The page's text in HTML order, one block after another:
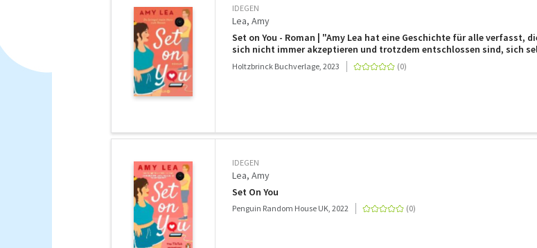
IDEGEN
Lea, Amy
Set on You - Roman | "Amy Lea hat eine Geschichte für alle verfasst,
sich nicht immer akzeptieren und trotzdem entschlossen sind, sich
zu lieben." - Ali Hazelwood
Holtzbrinck Buchverlage, 2023
IDEGEN
Lea, Amy
Set On You
Penguin Random House UK, 2022